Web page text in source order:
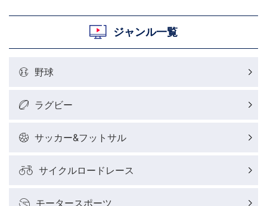
ジャンル一覧
野球
ラグビー
サッカー&フットサル
サイクルロードレース
モータースポーツ